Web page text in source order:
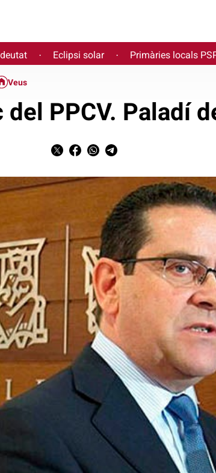
· Eclipsi solar · Primàries locals
Veus
PPCV. Paladí